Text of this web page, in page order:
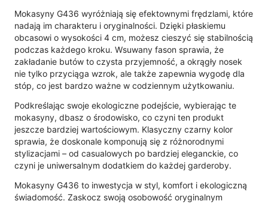
Mokasyny G436 wyróżniają się efektownymi frędzlami, które
nadają im charakteru i oryginalności. Dzięki płaskiemu
obcasowi o wysokości 4 cm, możesz cieszyć się stabilnością
podczas każdego kroku. Wsuwany fason sprawia, że
zakładanie butów to czysta przyjemność, a okrągły nosek
nie tylko przyciąga wzrok, ale także zapewnia wygodę dla
stóp, co jest bardzo ważne w codziennym użytkowaniu.
Podkreślając swoje ekologiczne podejście, wybierając te
mokasyny, dbasz o środowisko, co czyni ten produkt
jeszcze bardziej wartościowym. Klasyczny czarny kolor
sprawia, że doskonale komponują się z różnorodnymi
stylizacjami – od casualowych po bardziej eleganckie, co
czyni je uniwersalnym dodatkiem do każdej garderoby.
Mokasyny G436 to inwestycja w styl, komfort i ekologiczną
świadomość. Zaskocz swoją osobowość oryginalnym